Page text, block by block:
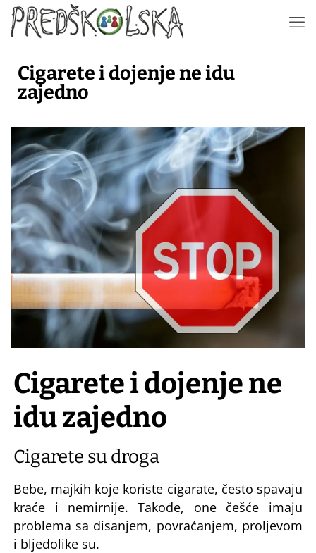
Cigarete i dojenje ne idu
zajedno
Cigarete i dojenje ne
idu zajedno
Cigarete su droga
Bebe, majkih koje koriste cigarate, često spavaju
kraće i nemirnije. Takođe, one češće imaju
problema sa disanjem, povraćanjem, proljevom
i bljedolike su.